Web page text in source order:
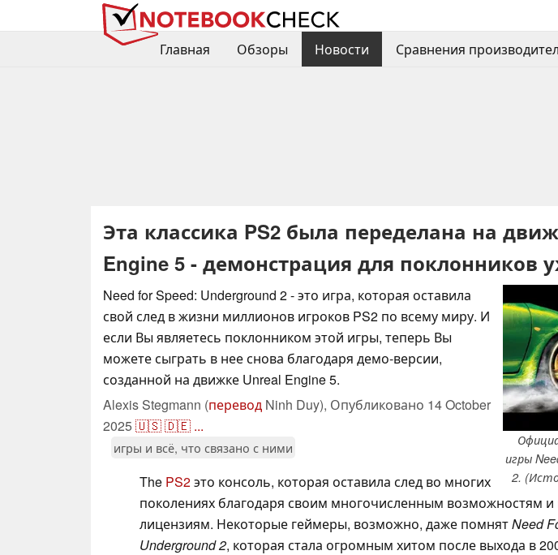
Главная
Обзоры Новости Сравнения
Эта классика PS2 была переделана на
Engine 5 - демонстрация для поклонников
игры
2.
Need for Speed: Underground 2 - это игра, которая оставила
свой след в жизни миллионов игроков PS2 по всему миру. И
если Вы являетесь поклонником этой игры, теперь Вы
можете сыграть в нее снова благодаря демо-версии,
созданной на движке Unreal Engine 5.
Alexis Stegmann (перевод Ninh Duy), Опубликовано 14 October
2025🇺🇸🇩🇪 ...
игры и всё, что связано с ними
The PS2это консоль, которая оставила след во многих
поколениях благодаря своим многочисленным возможностям и
лицензиям. Некоторые геймеры, возможно, даже помнятNeed
Underground 2, которая стала огромным хитом после выхода в